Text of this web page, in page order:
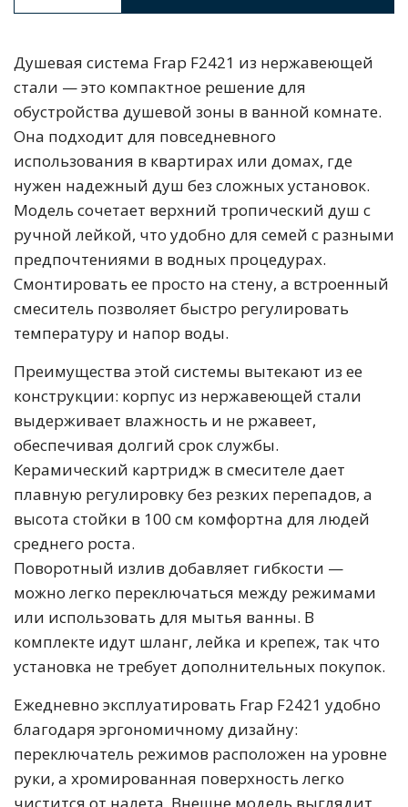
Душевая система Frap F2421 из нержавеющей
стали — это компактное решение для
обустройства душевой зоны в ванной комнате.
Она подходит для повседневного
использования в квартирах или домах, где
нужен надежный душ без сложных установок.
Модель сочетает верхний тропический душ с
ручной лейкой, что удобно для семей с разными
предпочтениями в водных процедурах.
Смонтировать ее просто на стену, а встроенный
смеситель позволяет быстро регулировать
температуру и напор воды.
Преимущества этой системы вытекают из ее
конструкции: корпус из нержавеющей стали
выдерживает влажность и не ржавеет,
обеспечивая долгий срок службы.
Керамический картридж в смесителе дает
плавную регулировку без резких перепадов, а
высота стойки в 100 см комфортна для людей
среднего роста.
Поворотный излив добавляет гибкости —
можно легко переключаться между режимами
или использовать для мытья ванны. В
комплекте идут шланг, лейка и крепеж, так что
установка не требует дополнительных покупок.
Ежедневно эксплуатировать Frap F2421 удобно
благодаря эргономичному дизайну:
переключатель режимов расположен на уровне
руки, а хромированная поверхность легко